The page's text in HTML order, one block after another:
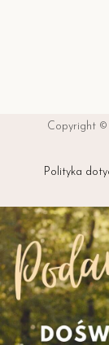
Copyright
Polityka